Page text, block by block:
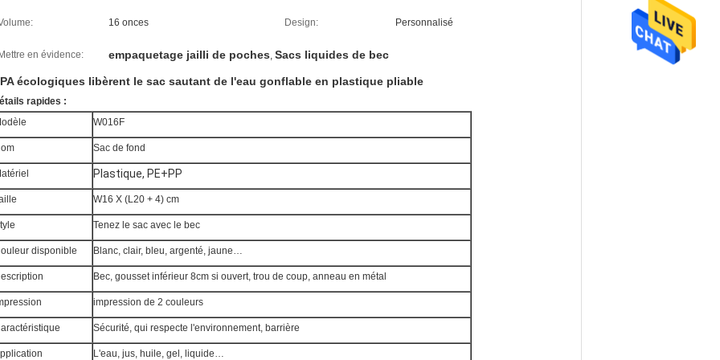
16 onces Design: Personnalisé
en évidence: empaquetage jailli de poches, Sacs liquides de bec
écologiques libèrent le sac sautant de l'eau gonflable en plastique pliable
rapides :
W016F
Sac de fond
Plastique, PE+PP
W16 X (L20 + 4) cm
Tenez le sac avec le bec
disponible Blanc, clair, bleu, argenté, jaune…
Bec, gousset inférieur 8cm si ouvert, trou de coup, anneau en métal
impression de 2 couleurs
Sécurité, qui respecte l'environnement, barrière
L'eau, jus, huile, gel, liquide…